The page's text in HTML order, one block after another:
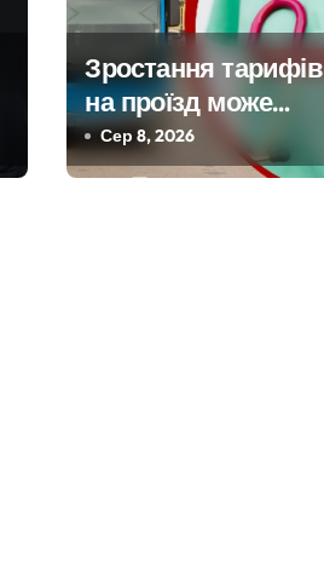
Зростання тарифів
на проїзд може
призвести до браку
медичних
Сер 8, 2026